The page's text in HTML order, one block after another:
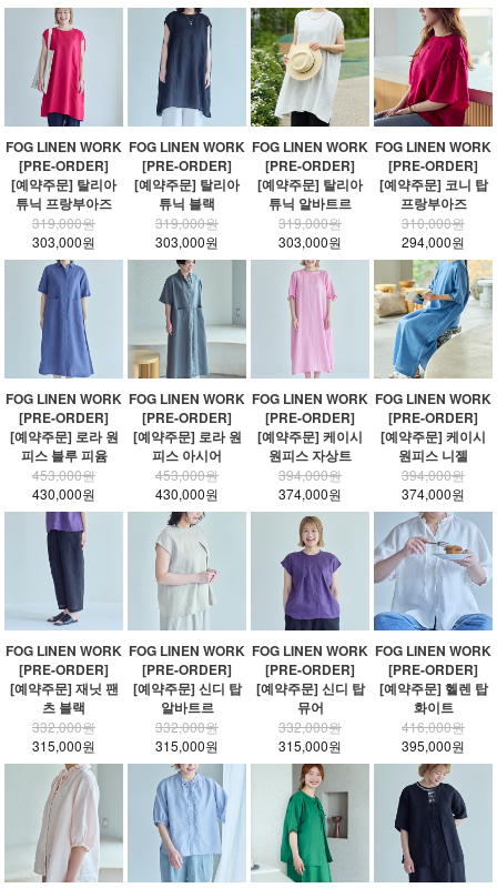
FOG LINEN WORK
[PRE-ORDER]
[예약주문] 탈리아
튜닉 프랑부아즈
319,000원
303,000원
FOG LINEN WORK
[PRE-ORDER]
[예약주문] 탈리아
튜닉 블랙
319,000원
303,000원
FOG LINEN WORK
[PRE-ORDER]
[예약주문] 탈리아
튜닉 알바트르
319,000원
303,000원
FOG LINEN WORK
[PRE-ORDER]
[예약주문] 코니 탑
프랑부아즈
310,000원
294,000원
FOG LINEN WORK
[PRE-ORDER]
[예약주문] 로라 원
피스 블루 피윰
453,000원
430,000원
FOG LINEN WORK
[PRE-ORDER]
[예약주문] 로라 원
피스 아시어
453,000원
430,000원
FOG LINEN WORK
[PRE-ORDER]
[예약주문] 케이시
원피스 자상트
394,000원
374,000원
FOG LINEN WORK
[PRE-ORDER]
[예약주문] 케이시
원피스 니젤
394,000원
374,000원
FOG LINEN WORK
[PRE-ORDER]
[예약주문] 재닛 팬
츠 블랙
332,000원
315,000원
FOG LINEN WORK
[PRE-ORDER]
[예약주문] 신디 탑
알바트르
332,000원
315,000원
FOG LINEN WORK
[PRE-ORDER]
[예약주문] 신디 탑
뮤어
332,000원
315,000원
FOG LINEN WORK
[PRE-ORDER]
[예약주문] 헬렌 탑
화이트
416,000원
395,000원